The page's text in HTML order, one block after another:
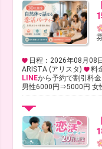
日程：2026年08月08
ARISTA (アリスタ)
料
LINEから予約で割引料金
男性6000円⇒5000円 女